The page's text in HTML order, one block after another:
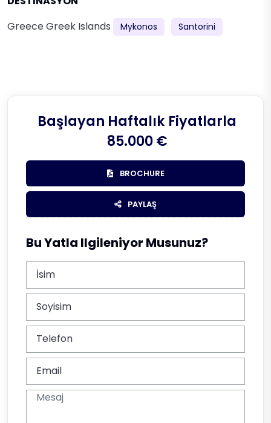
GreeceGreek Islands Mykonos Santorini
Başlayan Haftalık Fiyatlarla
85.000 €
BROCHURE
PAYLAŞ
Bu Yatla Ilgileniyor Musunuz?